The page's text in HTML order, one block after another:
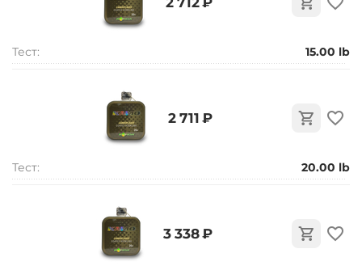
Тест: 15.00 lb
‍2 711‍ ₽
Тест: 20.00 lb
‍3 338‍ ₽